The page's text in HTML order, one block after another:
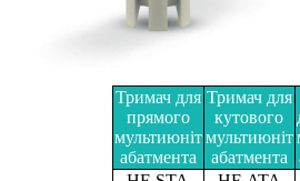
Тримач для
прямого
мультиюніт
абатмента
Тримач для
кутового
мультиюніт
абатмента